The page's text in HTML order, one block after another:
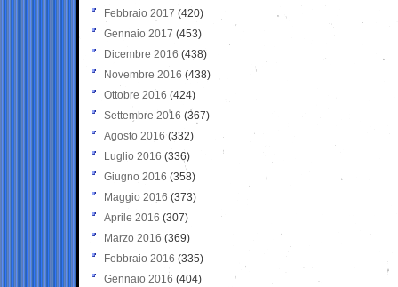
Febbraio 2017 (420)
Gennaio 2017 (453)
Dicembre 2016 (438)
Novembre 2016 (438)
Ottobre 2016 (424)
Settembre 2016 (367)
Agosto 2016 (332)
Luglio 2016 (336)
Giugno 2016 (358)
Maggio 2016 (373)
Aprile 2016 (307)
Marzo 2016 (369)
Febbraio 2016 (335)
Gennaio 2016 (404)